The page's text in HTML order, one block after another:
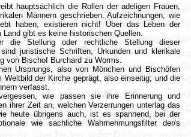
hauptsächlich die Rollen der adeligen Frauen,
Männern geschrieben. Aufzeichnungen, wie
haben, existieren nicht! Über das Leben der
gibt es keine historischen Quellen.
die Stellung oder rechtliche Stellung dieser
juristische Schriften, Urkunden und klerikale
von Bischof Burchard zu Worms.
Ursprungs, also von Mönchen und Bischöfen
der Kirche geprägt, also einseitig; und die
verfasst.
wie passen sie ihre Erinnerung und
ihrer Zeit an, welchen Verzerrungen unterlag das
heute übrigens auch, ist es spannend, bei der
wie sachliche Wahrnehmungsfilter der/s